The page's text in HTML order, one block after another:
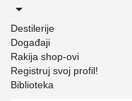
Destilerije
Događaji
Rakija shop-ovi
Registruj svoj profil!
Biblioteka